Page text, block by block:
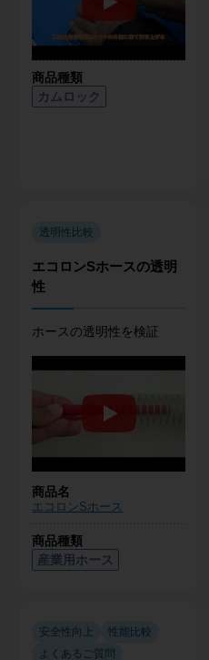
商品種類
カムロック
透明性比較
エコロンSホースの透明
性
ホースの透明性を検証
商品名
エコロンSホース
商品種類
産業用ホース
安全性向上
性能比較
よくあるご質問